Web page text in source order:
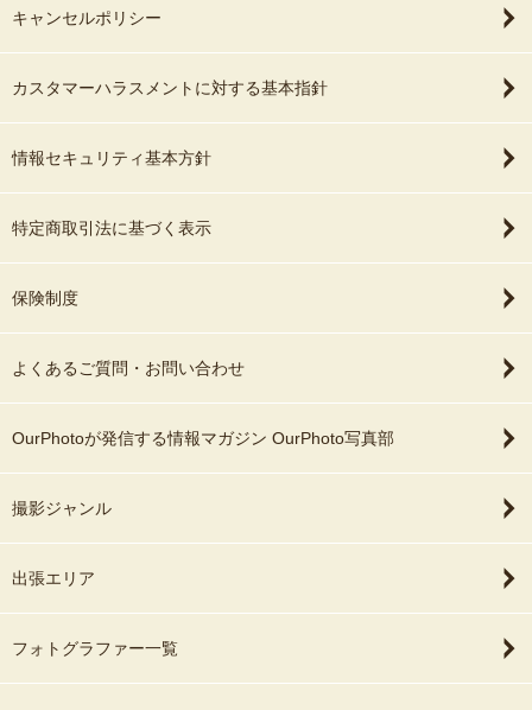
キャンセルポリシー
カスタマーハラスメントに対する基本指針
情報セキュリティ基本方針
特定商取引法に基づく表示
保険制度
よくあるご質問・お問い合わせ
OurPhotoが発信する情報マガジン OurPhoto写真部
撮影ジャンル
出張エリア
フォトグラファー一覧